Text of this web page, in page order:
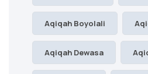
Aqiqah Boyolali
Aqiqah Dewasa